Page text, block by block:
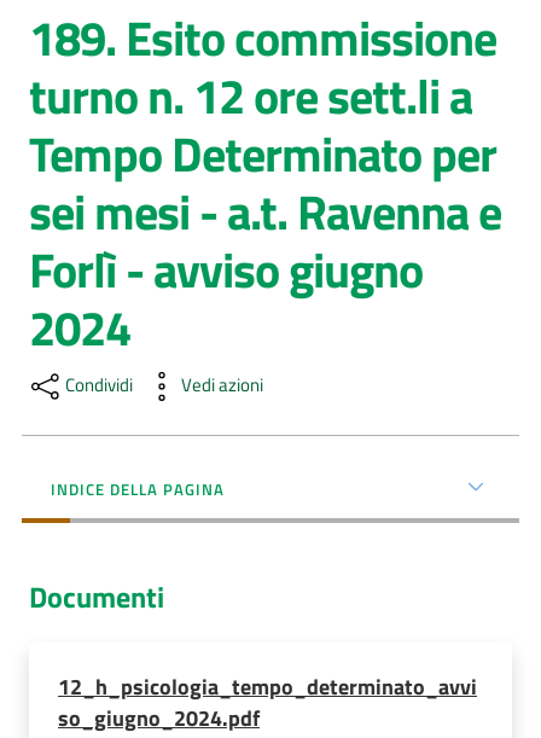
Luoghi di
cura
Comunica
Salta al contenuto
189. Esito commissione
turno n. 12 ore sett.li a
Tempo Determinato per
sei mesi - a.t. Ravenna e
Forlì - avviso giugno
2024
Condividi Vedi azioni
INDICE DELLA PAGINA
Documenti
12_h_psicologia_tempo_determinato_avvi
so_giugno_2024.pdf